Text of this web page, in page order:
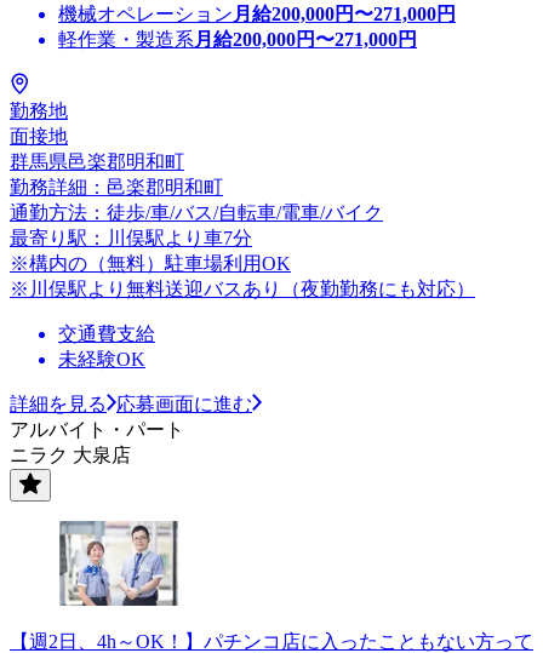
機械オペレーション 月給200,000円〜271,000円
軽作業・製造系 月給200,000円〜271,000円
勤務地
面接地
群馬県邑楽郡明和町
勤務詳細：邑楽郡明和町
通勤方法：徒歩/車/バス/自転車/電車/バイク
最寄り駅：川俣駅より車7分
※構内の（無料）駐車場利用OK
※川俣駅より無料送迎バスあり（夜勤勤務にも対応）
交通費支給
未経験OK
詳細を見る
応募画面に進む
アルバイト・パート
ニラク 大泉店
【週2日、4h～OK！】パチンコ店に入ったこともない方って